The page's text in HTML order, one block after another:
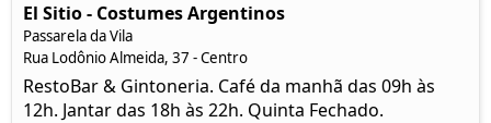
El Sitio - Costumes Argentinos
Passarela da Vila
Rua Lodônio Almeida, 37 - Centro
RestoBar & Gintoneria. Café da manhã das 09h às
12h. Jantar das 18h às 22h. Quinta Fechado.